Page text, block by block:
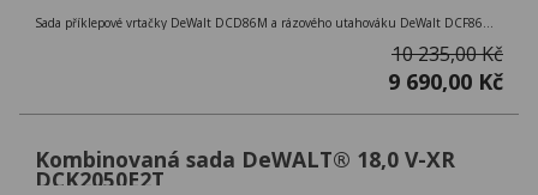
Sada příklepové vrtačky DeWalt DCD86M a rázového utahováku DeWalt DCF86M edice McLaren F1 Team s bezuhlíkovým motorem 18V 2x 5,0Ah
10 235,00 Kč
9 690,00 Kč
Kombinovaná sada DeWALT® 18,0 V-XR
DCK2050E2T